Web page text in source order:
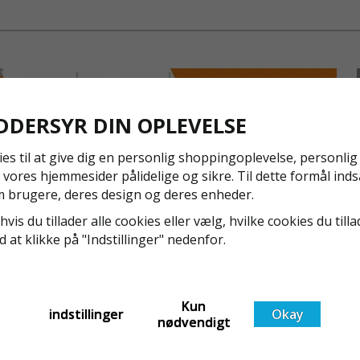
L-XL
Remmene
Se også
Pakker
gang
pakke.
Pakker
Även om det kan verka högst osannolikt så är våra
regler för rullställning i Sverige slappare än de från
EU i skrivande stund, men detta kommer det bli
DIN OPLEVELSE
til at give dig en personlig shoppingoplevelse,
hjemmesider pålidelige og sikre. Til dette formål
brugere, deres design og deres enheder.
du tillader alle cookies eller vælg, hvilke cookies du
at klikke på "Indstillinger" nedenfor.
indstillinger
Kun
nødvendigt
Okay